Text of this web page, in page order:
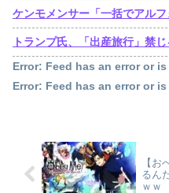
Error: Feed has an error or
Error: Feed has an error or
【お
るん
ｗｗ